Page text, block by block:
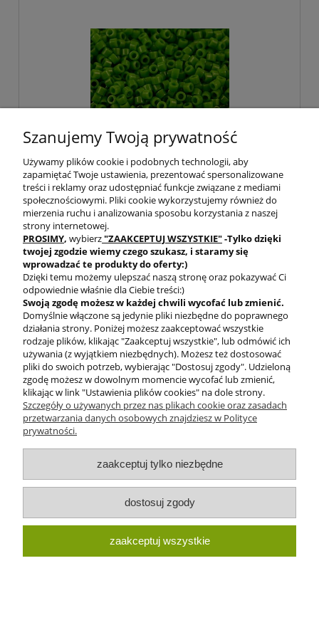
Miyuki Delica 11/0 DB0724 Opaque Pea
Green (5gram)
8,90 zł
do koszyka
Miyuki Delica 11/0 DB0731 Opaque Grey
(5gram)
Szanujemy Twoją prywatność
Używamy plików cookie i podobnych technologii, aby
zapamiętać Twoje ustawienia, prezentować spersonalizowane
treści i reklamy oraz udostępniać funkcje związane z mediami
społecznościowymi. Pliki cookie wykorzystujemy również do
mierzenia ruchu i analizowania sposobu korzystania z naszej
strony internetowej.
PROSIMY, wybierz"ZAAKCEPTUJ WSZYSTKIE"-Tylko dzięki
twojej zgodziewiemy czego szukasz, i staramy się
wprowadzać te produkty do oferty:)
Dzięki temu możemy ulepszać naszą stronę oraz pokazywać Ci
odpowiednie właśnie dla Ciebie treści:)
Swoją zgodę możesz w każdej chwili wycofać lub zmienić.
Domyślnie włączone są jedynie pliki niezbędne do poprawnego
działania strony. Poniżej możesz zaakceptować wszystkie
rodzaje plików, klikając "Zaakceptuj wszystkie", lub odmówić ich
używania (z wyjątkiem niezbędnych). Możesz też dostosować
pliki do swoich potrzeb, wybierając "Dostosuj zgody". Udzieloną
zgodę możesz w dowolnym momencie wycofać lub zmienić,
klikając w link "Ustawienia plików cookies" na dole strony.
Szczegóły o używanych przez nas plikach cookie oraz zasadach
przetwarzania danych osobowych znajdziesz w Polityce
prywatności.
zaakceptuj tylko niezbędne
dostosuj zgody
zaakceptuj wszystkie